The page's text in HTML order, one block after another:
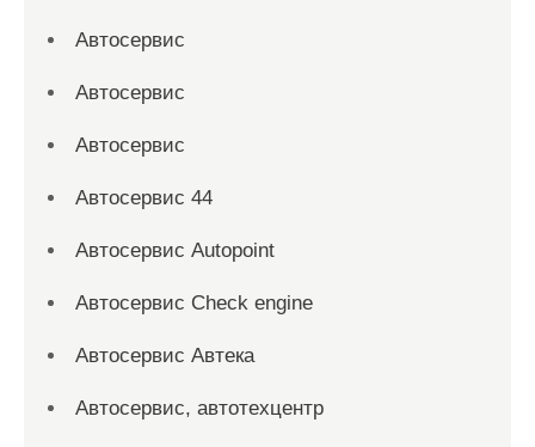
Автосервис
Автосервис
Автосервис
Автосервис 44
Автосервис Autopoint
Автосервис Check engine
Автосервис Автека
Автосервис, автотехцентр